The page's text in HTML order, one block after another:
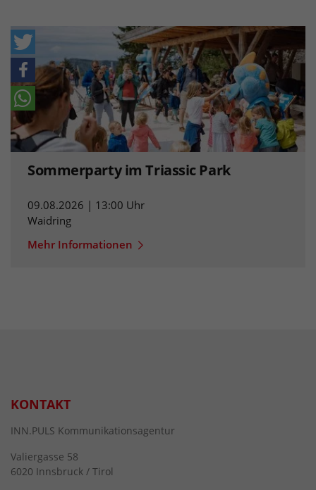
Sommerparty im Triassic Park
09.08.2026 | 13:00 Uhr
Waidring
Mehr Informationen
KONTAKT
INN.PULS Kommunikationsagentur
Valiergasse 58
6020 Innsbruck / Tirol